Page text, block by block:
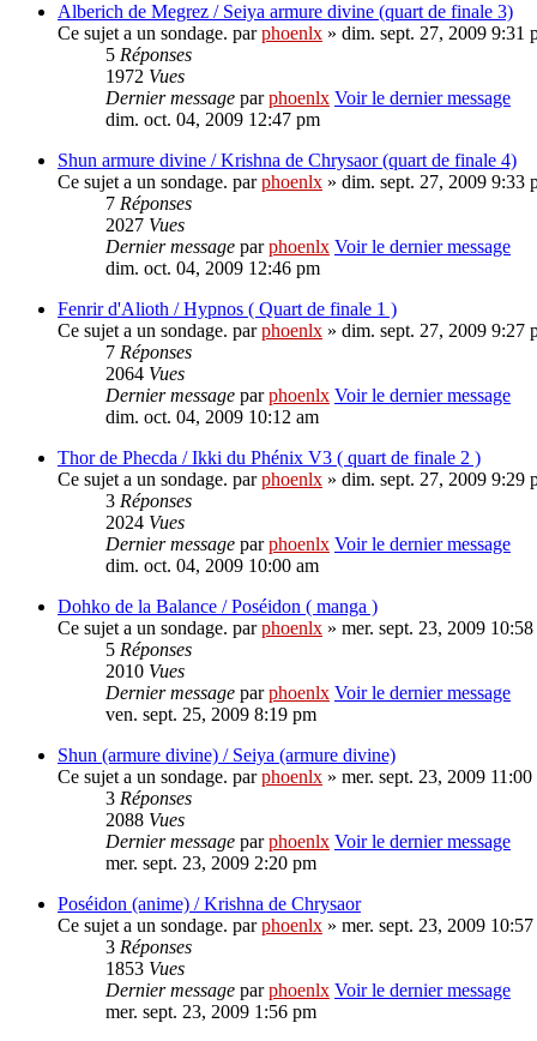
Alberich de Megrez / Seiya armure divine (quart de finale 3)
Ce sujet a un sondage. parphoenlx » dim. sept. 27, 2009 9:31
5 Réponses
1972 Vues
Dernier message parphoenlx Voir le dernier message
dim. oct. 04, 2009 12:47 pm
Shun armure divine / Krishna de Chrysaor (quart de finale 4)
Ce sujet a un sondage. parphoenlx » dim. sept. 27, 2009 9:33
7 Réponses
2027 Vues
Dernier message parphoenlx Voir le dernier message
dim. oct. 04, 2009 12:46 pm
Fenrir d'Alioth / Hypnos ( Quart de finale 1 )
Ce sujet a un sondage. parphoenlx » dim. sept. 27, 2009 9:27
7 Réponses
2064 Vues
Dernier message parphoenlx Voir le dernier message
dim. oct. 04, 2009 10:12 am
Thor de Phecda / Ikki du Phénix V3 ( quart de finale 2 )
Ce sujet a un sondage. parphoenlx » dim. sept. 27, 2009 9:29
3 Réponses
2024 Vues
Dernier message parphoenlx Voir le dernier message
dim. oct. 04, 2009 10:00 am
Dohko de la Balance / Poséidon ( manga )
Ce sujet a un sondage. parphoenlx » mer. sept. 23, 2009 10:58
5 Réponses
2010 Vues
Dernier message parphoenlx Voir le dernier message
ven. sept. 25, 2009 8:19 pm
Shun (armure divine) / Seiya (armure divine)
Ce sujet a un sondage. parphoenlx » mer. sept. 23, 2009 11:00
3 Réponses
2088 Vues
Dernier message parphoenlx Voir le dernier message
mer. sept. 23, 2009 2:20 pm
Poséidon (anime) / Krishna de Chrysaor
Ce sujet a un sondage. parphoenlx » mer. sept. 23, 2009 10:57
3 Réponses
1853 Vues
Dernier message parphoenlx Voir le dernier message
mer. sept. 23, 2009 1:56 pm